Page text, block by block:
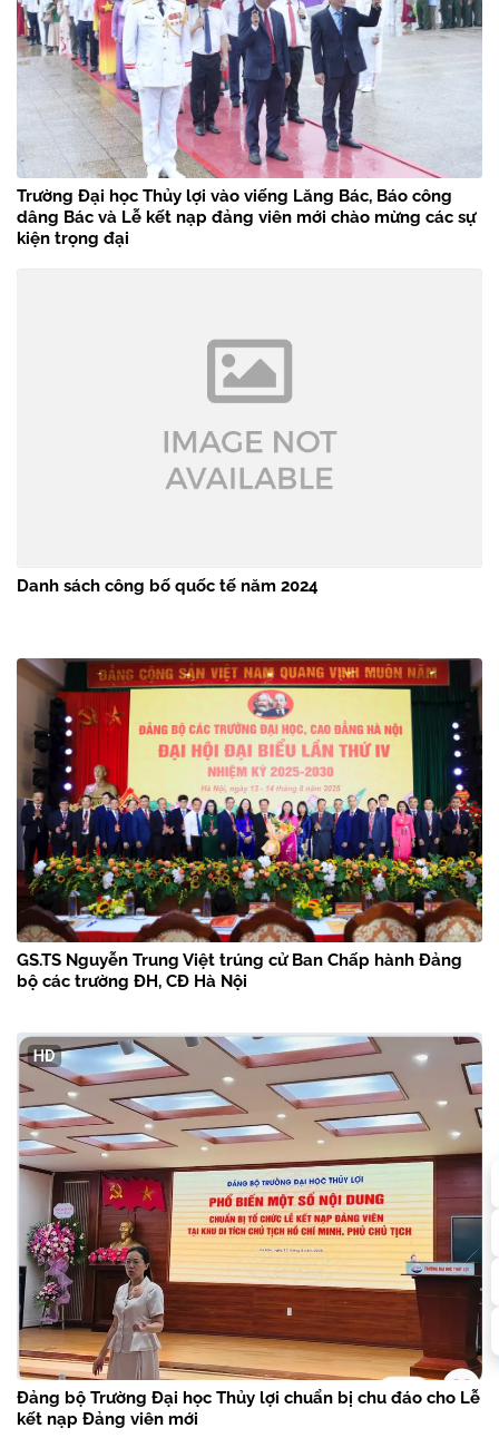
Trường Đại học Thủy lợi vào viếng Lăng Bác, Báo công
dâng Bác và Lễ kết nạp đảng viên mới chào mừng các sự
kiện trọng đại
Danh sách công bố quốc tế năm 2024
GS.TS Nguyễn Trung Việt trúng cử Ban Chấp hành Đảng
bộ các trường ĐH, CĐ Hà Nội
Đảng bộ Trường Đại học Thủy lợi chuẩn bị chu đáo cho Lễ
kết nạp Đảng viên mới